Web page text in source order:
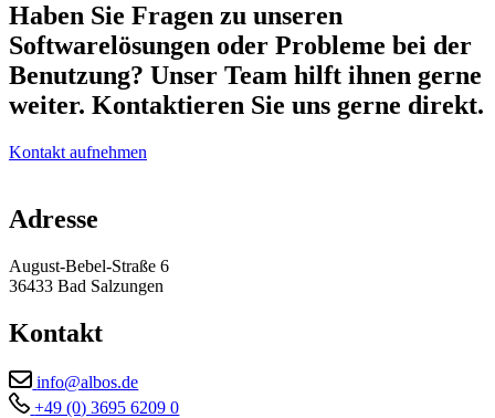
Haben Sie Fragen zu unseren
Softwarelösungen oder Probleme bei der
Benutzung? Unser Team hilft ihnen gerne
weiter. Kontaktieren Sie uns gerne direkt.
Kontakt aufnehmen
Adresse
August-Bebel-Straße 6
36433 Bad Salzungen
Kontakt
info@albos.de
+49 (0) 3695 6209 0